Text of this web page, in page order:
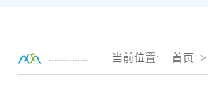
当前位置: 首页 >